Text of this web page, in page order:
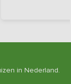
in Nederland.